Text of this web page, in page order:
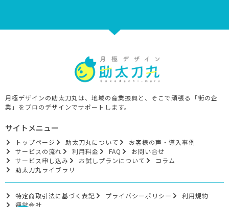
月極デザインの助太刀丸は、地域の産業振興と、そこで頑張る「街の企
業」をプロのデザインでサポートします。
サイトメニュー
トップページ 助太刀丸について
お客様の声・導入事例
サービスの流れ
利用料金 FAQ
お問い合せ
サービス申し込み
お試しプランについて
コラム
助太刀丸ライブラリ
特定商取引法に基づく表記 プライバシーポリシー
利用規約
運営会社